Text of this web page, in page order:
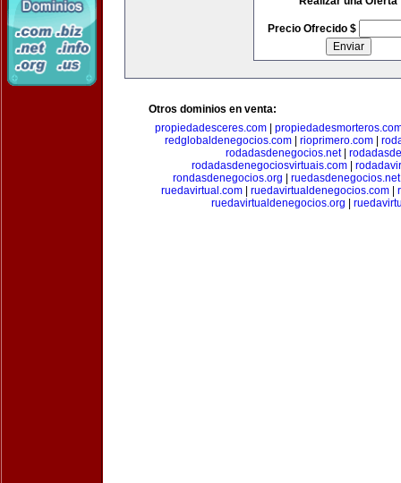
Precio Ofrecido $
Otros dominios en venta:
propiedadesceres.com|
redglobaldenegocios.com
rioprimero.com
rodadasdenegocios.net|
rodadasdenegociosvirtuais.com|
rondasdenegocios.org
ruedasdenegocios.net
ruedavirtual.com| ruedavirtualdenegocios.com|
ruedavirtualdenegocios.org